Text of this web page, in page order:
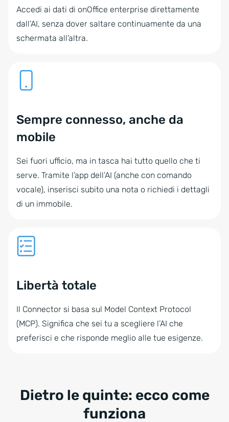
Accedi ai dati di onOffice enterprise direttamente
dall’AI, senza dover saltare continuamente da una
schermata all’altra.
Sempre connesso, anche da
mobile
Sei fuori ufficio, ma in tasca hai tutto quello che ti
serve. Tramite l’app dell’AI (anche con comando
vocale), inserisci subito una nota o richiedi i dettagli
di un immobile.
Libertà totale
Il Connector si basa sul Model Context Protocol
(MCP). Significa che sei tu a scegliere l’AI che
preferisci e che risponde meglio alle tue esigenze.
Dietro le quinte: ecco come
funziona